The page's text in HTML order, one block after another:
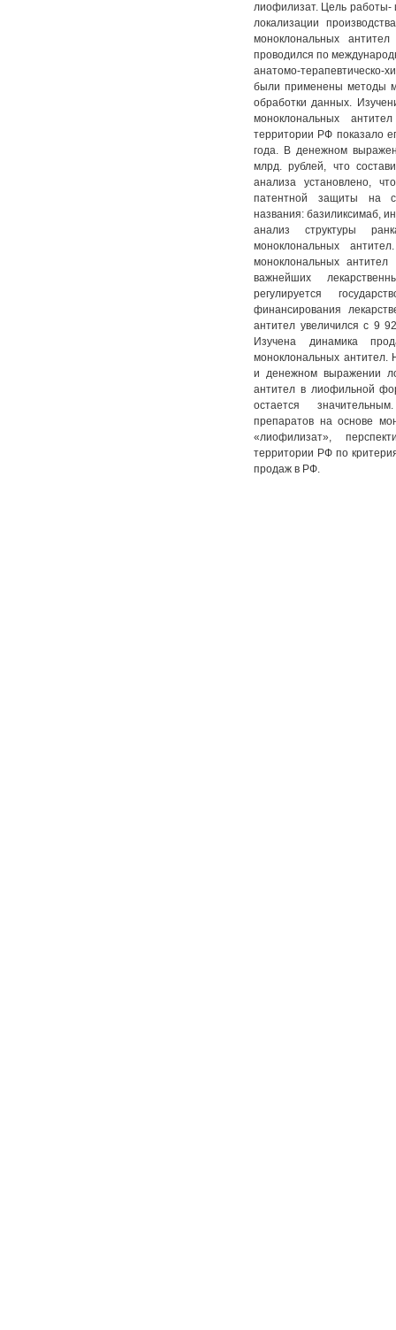
лиофилизат. Цель работы-
локализации
моноклональных
проводился по
анатомо-терапевтическо-
были применены методы
обработки данных.
моноклональных
территории РФ показало
года. В денежном
млрд. рублей, что
анализа установлено,
патентной защиты на
названия: базиликсимаб,
анализ структуры
моноклональных
моноклональных
важнейших
регулируется
финансирования
антител увеличился с 9
Изучена динамика
моноклональных антител.
и денежном выражении
антител в лиофильной
остается
препаратов на основе
«лиофилизат»,
территории РФ по
продаж в РФ.